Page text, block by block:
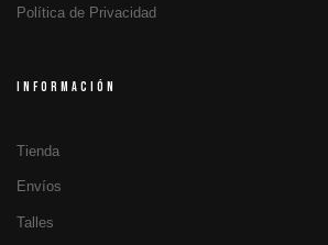
Política de Privacidad
INFORMACIÓN
Tienda
Envíos
Talles